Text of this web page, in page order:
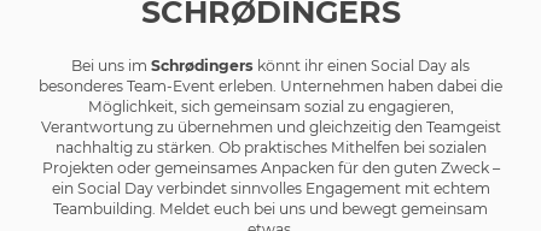
SCHRØDINGERS
Bei uns im Schrødingers könnt ihr einen Social Day als
besonderes Team-Event erleben. Unternehmen haben dabei die
Möglichkeit, sich gemeinsam sozial zu engagieren,
Verantwortung zu übernehmen und gleichzeitig den Teamgeist
nachhaltig zu stärken. Ob praktisches Mithelfen bei sozialen
Projekten oder gemeinsames Anpacken für den guten Zweck –
ein Social Day verbindet sinnvolles Engagement mit echtem
Teambuilding. Meldet euch bei uns und bewegt gemeinsam